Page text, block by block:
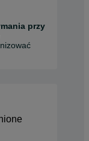
przy